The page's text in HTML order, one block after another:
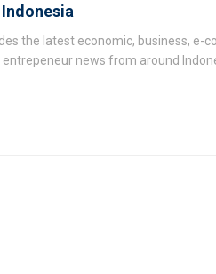
the latest economic, business, e-
news from around